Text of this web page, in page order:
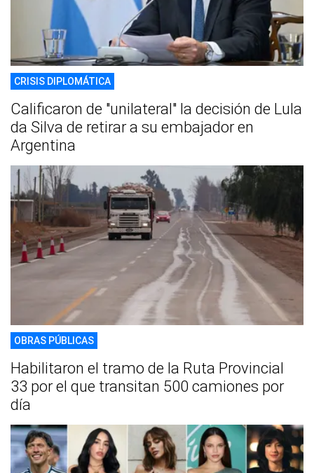
CRISIS DIPLOMÁTICA
Calificaron de "unilateral" la decisión de Lula
da Silva de retirar a su embajador en
Argentina
OBRAS PÚBLICAS
Habilitaron el tramo de la Ruta Provincial
33 por el que transitan 500 camiones por
día